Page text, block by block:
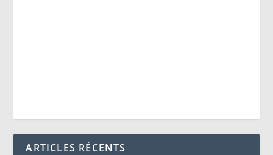
ARTICLES RÉCENTS